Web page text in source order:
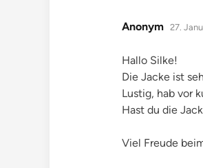
Anonym sagt:
27.
Hallo Silke!
Die Jacke ist
Lustig, hab vor
Hast du die
Viel Freude